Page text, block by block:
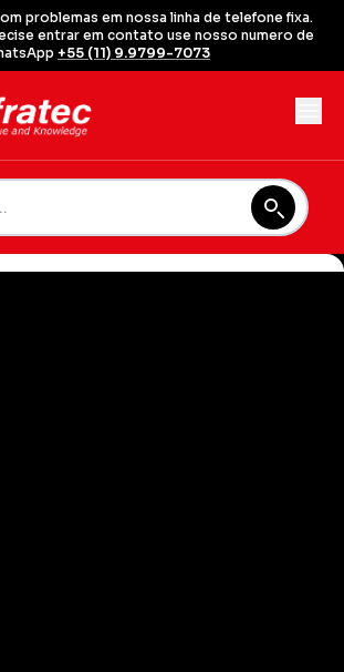
problemas em nossa linha de telefone fixa.
entrar em contato use nosso numero de
+55 (11) 9.9799-7073